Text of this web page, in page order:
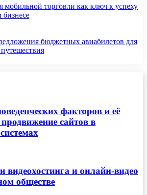
мобильной торговли как ключ к успеху
бизнесе
бюджетных авиабилетов для
факторов и её
сайтов в
видеохостинга и онлайн-видео
обществе